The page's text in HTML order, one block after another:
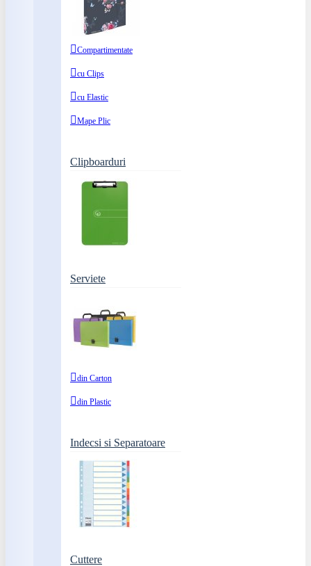
Compartimentate
cu Clips
cu Elastic
Mape Plic
Clipboarduri
Serviete
din Carton
din Plastic
Indecsi si Separatoare
Cuttere